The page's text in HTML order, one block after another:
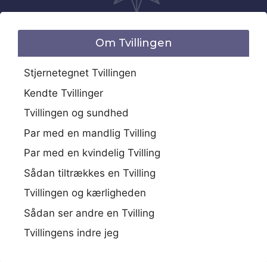
Om Tvillingen
Stjernetegnet Tvillingen
Kendte Tvillinger
Tvillingen og sundhed
Par med en mandlig Tvilling
Par med en kvindelig Tvilling
Sådan tiltrækkes en Tvilling
Tvillingen og kærligheden
Sådan ser andre en Tvilling
Tvillingens indre jeg